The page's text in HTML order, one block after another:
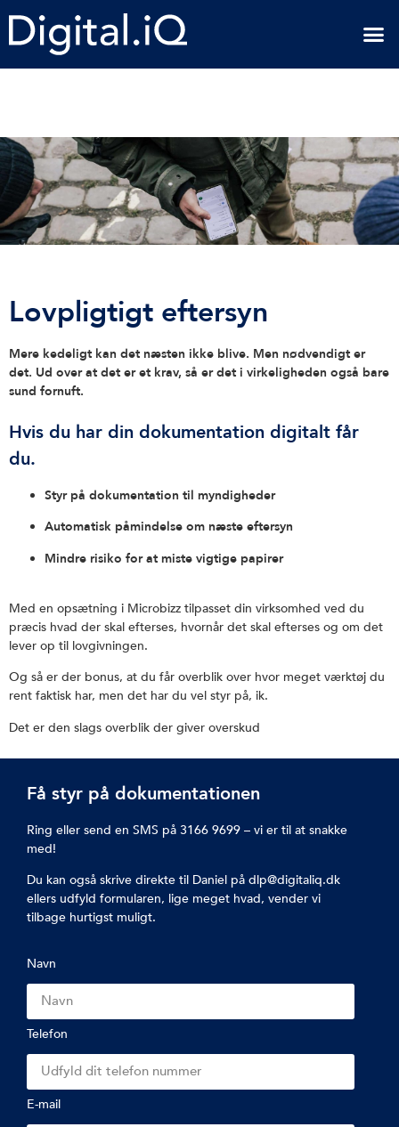
Lovpligtigt eftersyn
Mere kedeligt kan det næsten ikke blive. Men nødvendigt er
det. Ud over at det er et krav, så er det i virkeligheden også bare
sund fornuft.
Hvis du har din dokumentation digitalt får
du.
Styr på dokumentation til myndigheder
Automatisk påmindelse om næste eftersyn
Mindre risiko for at miste vigtige papirer
Med en opsætning i Microbizz tilpasset din virksomhed ved du
præcis hvad der skal efterses, hvornår det skal efterses og om det
lever op til lovgivningen.
Og så er der bonus, at du får overblik over hvor meget værktøj du
rent faktisk har, men det har du vel styr på, ik.
Det er den slags overblik der giver overskud
Få styr på dokumentationen
Ring eller send en SMS på 3166 9699 – vi er til at snakke
med!
Du kan også skrive direkte til Daniel på dlp@digitaliq.dk
ellers udfyld formularen, lige meget hvad, vender vi
tilbage hurtigst muligt.
Navn
Telefon
E-mail